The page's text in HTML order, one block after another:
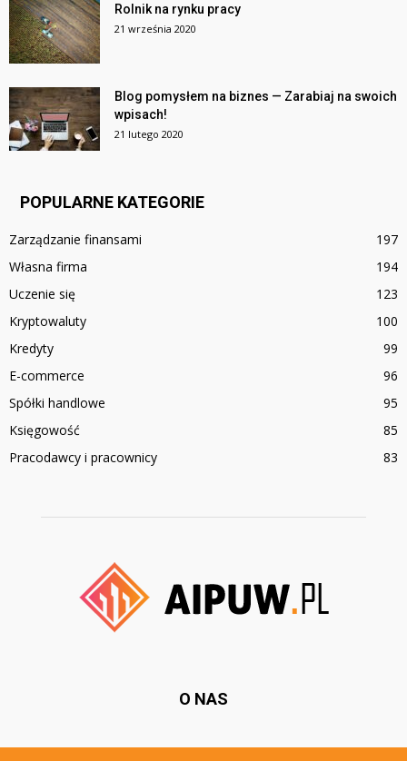
Rolnik na rynku pracy
21 września 2020
Blog pomysłem na biznes — Zarabiaj na swoich
wpisach!
21 lutego 2020
POPULARNE KATEGORIE
Zarządzanie finansami
197
Własna firma
194
Uczenie się
123
Kryptowaluty
100
Kredyty
99
E-commerce
96
Spółki handlowe
95
Księgowość
85
Pracodawcy i pracownicy
83
O NAS